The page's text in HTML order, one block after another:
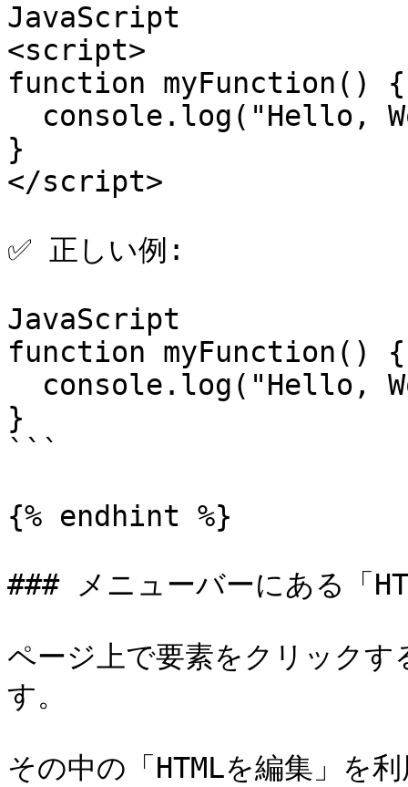
JavaScript
<script>
function myFunction() {
}
</script>
✅ 正しい例:
JavaScript
function myFunction() {
}
```
{% endhint %}
### メニューバーにある「
ページ上で要素をクリック
す。
その中の「HTMLを編集」を